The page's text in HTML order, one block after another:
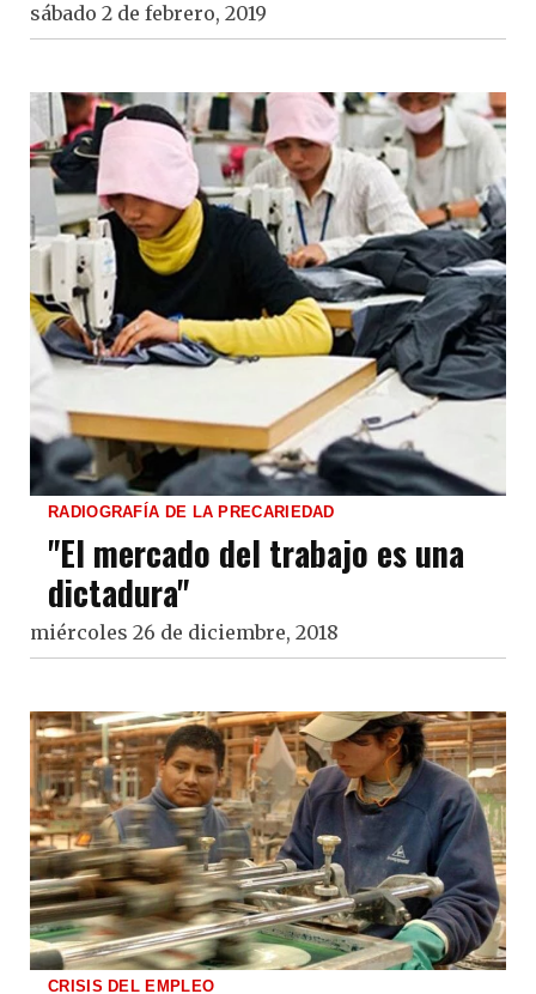
sábado 2 de febrero, 2019
RADIOGRAFÍA DE LA PRECARIEDAD
"El mercado del trabajo es una
dictadura"
miércoles 26 de diciembre, 2018
CRISIS DEL EMPLEO